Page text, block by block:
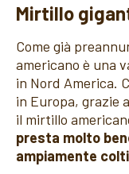
Mirtillo
Come già
americano è una
in Nord America.
in Europa, grazie
il mirtillo
presta molto
ampiamente